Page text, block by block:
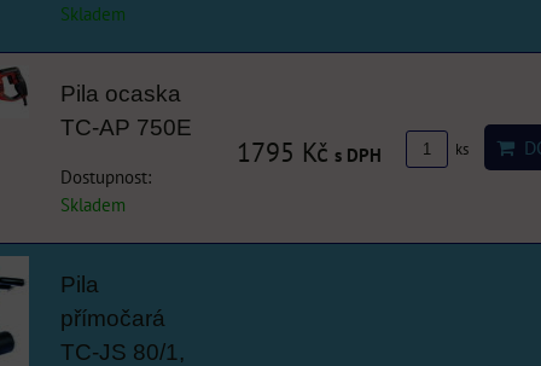
Skladem
Pila ocaska
TC-AP 750E
Dostupnost:
Skladem
1795 Kč s DPH ks
Pila
přímočará
TC-JS 80/1,